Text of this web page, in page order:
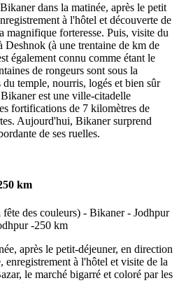
dans la matinée, après le petit
à l'hôtel et découverte de
magnifique forteresse. Puis, visite du
Deshnok (à une trentaine de km de
également connu comme étant le
de rongeurs sont sous la
temple, nourris, logés et bien sûr
est une ville-citadelle
fortifications de 7 kilomètres de
Aujourd'hui, Bikaner surprend
de ses ruelles.
km
après le petit-déjeuner, en direction
enregistrement à l'hôtel et visite de la
le marché bigarré et coloré par les